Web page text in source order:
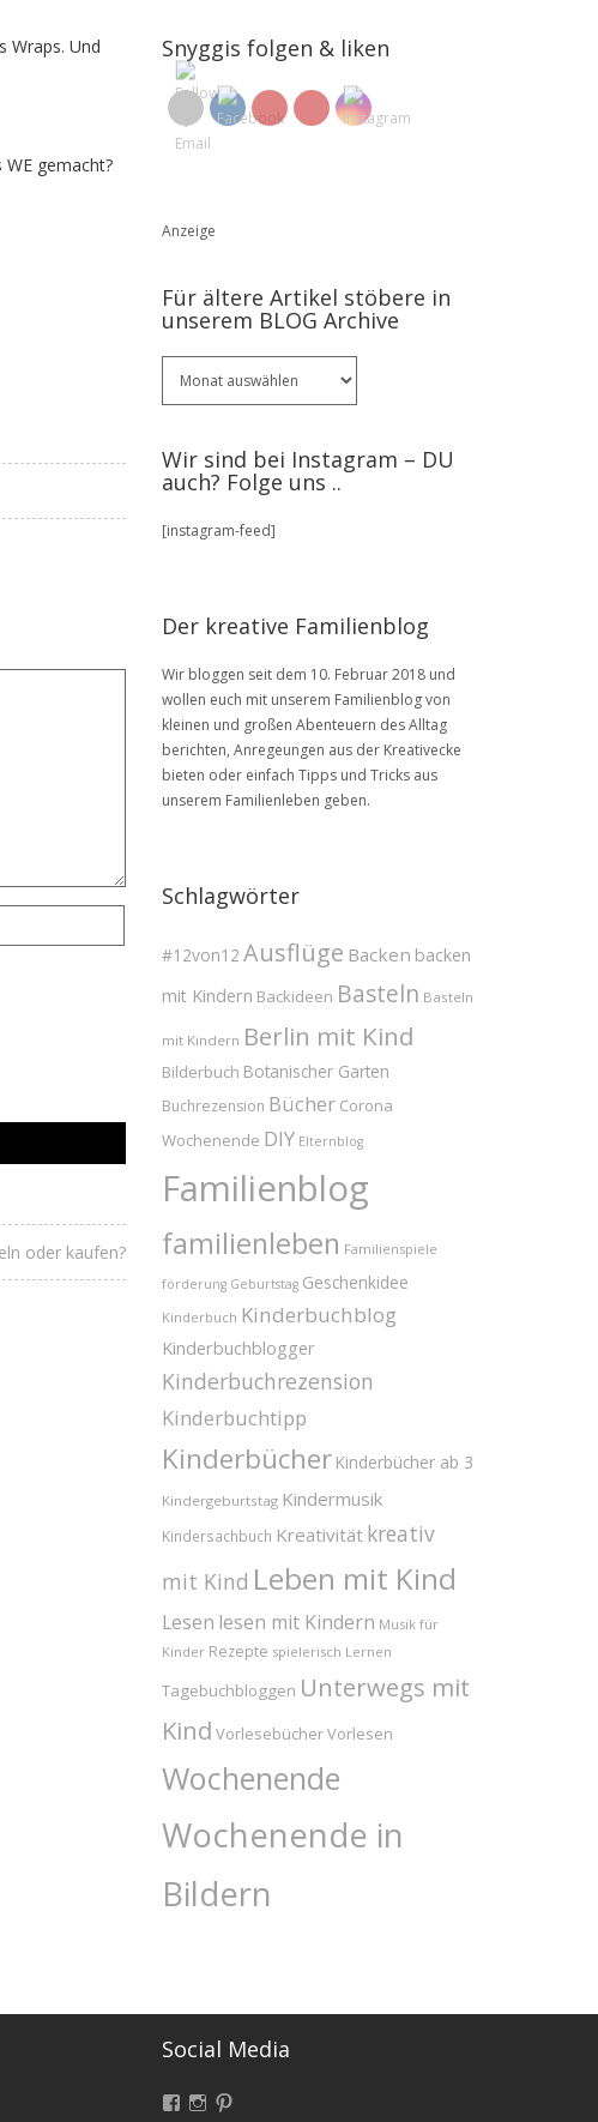
Wraps. Und
gemacht?
oder kaufen?
Snyggis folgen & liken
Anzeige
Für ältere Artikel stöbere in
unserem BLOG Archive
ältere
in
unserem
Archive
Wir sind bei Instagram – DU
auch? Folge uns ..
[instagram-feed]
Der kreative Familienblog
Wir bloggen seit dem 10. Februar 2018 und
wollen euch mit unserem Familienblog von
kleinen und großen Abenteuern des Alltag
berichten, Anregeungen aus der Kreativecke
bieten oder einfach Tipps und Tricks aus
unserem Familienleben geben.
Schlagwörter
#12von12 Ausflüge Backen backen
mit Kindern Backideen Basteln Basteln
mit Kindern Berlin mit Kind
Bilderbuch Botanischer Garten
Buchrezension Bücher Corona
Wochenende DIY Elternblog
Familienblog
familienleben Familienspiele
förderung Geburtstag Geschenkidee
Kinderbuch Kinderbuchblog
Kinderbuchblogger
Kinderbuchrezension
Kinderbuchtipp
Kinderbücher Kinderbücher ab 3
Kindergeburtstag Kindermusik
Kindersachbuch Kreativität kreativ
mit Kind Leben mit Kind
Lesen lesen mit Kindern Musik für
Kinder Rezepte spielerisch Lernen
Tagebuchbloggen Unterwegs mit
Kind VorlesebücherVorlesen
Wochenende
Wochenende in
Bildern
Social Media
Facebook
Instagram
Pinterest